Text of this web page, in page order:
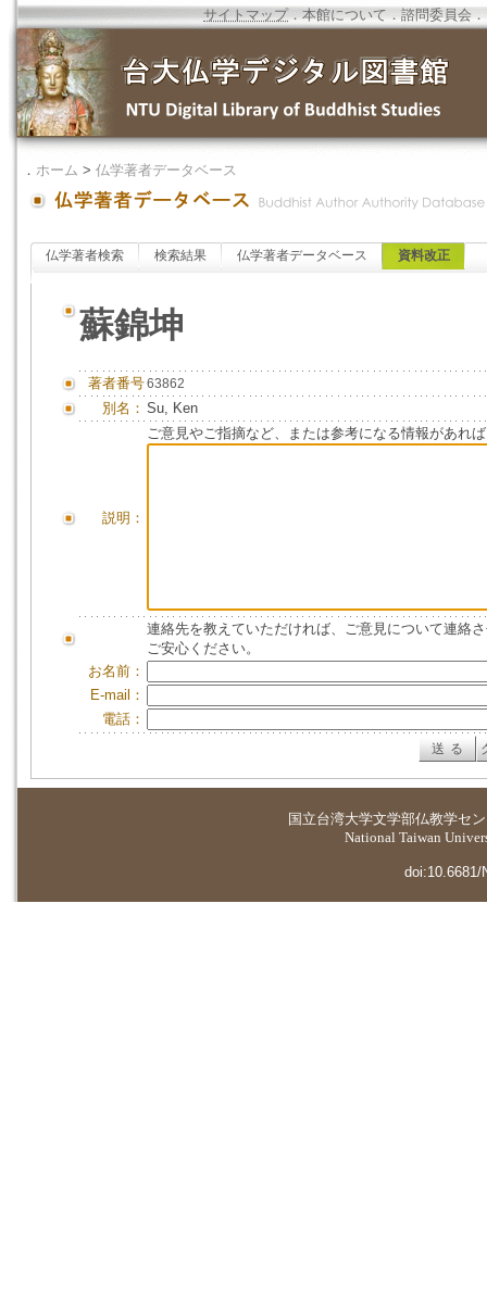
サイトマップ．本館について ．諮問委員会 ．
． ホーム > 仏学著者データベース
仏学著者検索 検索結果 仏学著者データベース 資料改正
蘇錦坤
著者番号63862
別名： Su, Ken
説明：
ご意見やご指摘など、または参考になる情報があれ
連絡先を教えていただければ、ご意見について連絡
ご安心ください。
お名前：
E-mail：
電話：
国立台湾大学文学部仏教学セ
National Taiwan
doi:10.6681/